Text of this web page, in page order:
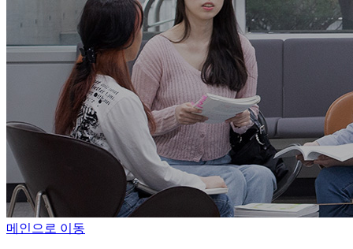
메인으로 이동